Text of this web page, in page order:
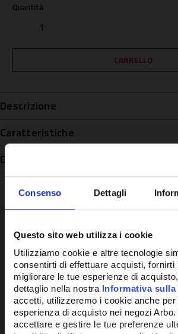
Consenso Dettagli
Questo sito web utilizza i cookie
Utilizziamo cookie e altre tecnologie
consentirti di effettuare acquisti,
migliorare le tue esperienze di
dettaglio nella nostra Informativa sulla
accetti, utilizzeremo i cookie anche
esperienza di acquisto nei negozi
accettare e gestire le tue preferenze
Quantità
Descrizione
Caratteristiche
Disponibilità
Potrebbe anche